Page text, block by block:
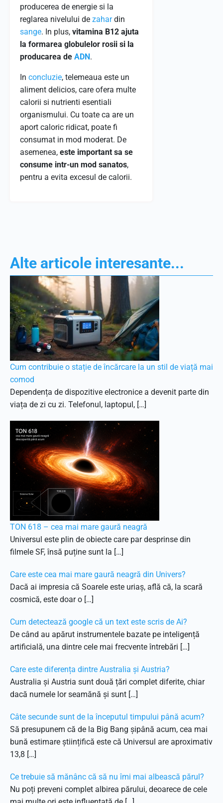
producerea de energie si la
reglarea nivelului de zahardin
sange. In plus, vitamina B12 ajuta
la formarea globulelor rosii si la
producarea de ADN.
In concluzie, telemeaua este un
aliment delicios, care ofera multe
calorii si nutrienti esentiali
organismului. Cu toate ca are un
aport caloric ridicat, poate fi
consumat in mod moderat. De
asemenea, este important sa se
consume intr-un mod sanatos,
pentru a evita excesul de calorii.
Alte articole interesante...
Cum contribuie o stație de încărcare la un stil de viață mai
comod
Dependența de dispozitive electronice a devenit parte din
viața de zi cu zi. Telefonul, laptopul, […]
TON 618 – cea mai mare gaură neagră
Universul este plin de obiecte care par desprinse din
filmele SF, însă puține sunt la […]
Care este cea mai mare gaură neagră din Univers?
Dacă ai impresia că Soarele este uriaș, află că, la scară
cosmică, este doar o […]
Cum detectează google că un text este scris de Ai?
De când au apărut instrumentele bazate pe inteligență
artificială, una dintre cele mai frecvente întrebări […]
Care este diferența dintre Australia și Austria?
Australia și Austria sunt două țări complet diferite, chiar
dacă numele lor seamănă și sunt […]
Câte secunde sunt de la începutul timpului până acum?
Să presupunem că de la Big Bang șipână acum, cea mai
bună estimare științifică este că Universul are aproximativ
13,8 […]
Ce trebuie să mănânc că să nu îmi mai albească părul?
Nu poți preveni complet albirea părului, deoarece de cele